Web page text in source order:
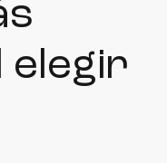
elegir